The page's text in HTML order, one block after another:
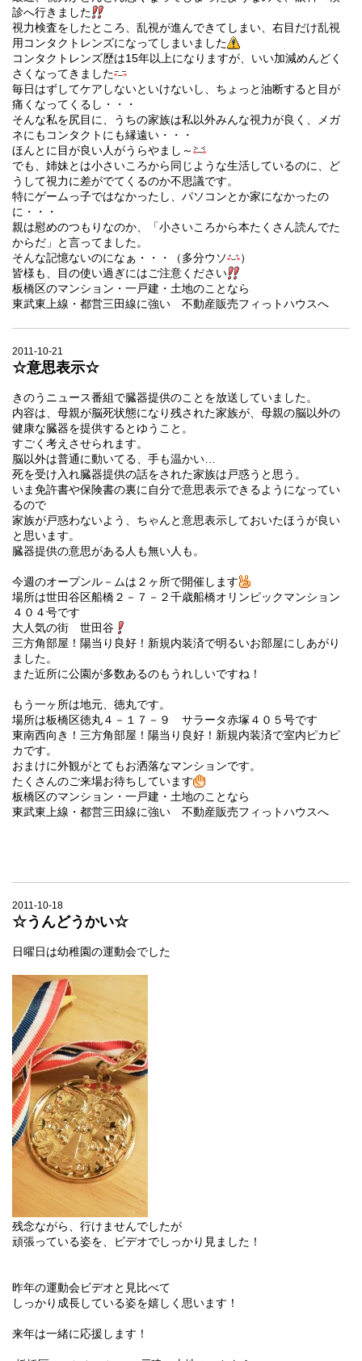
診へ行きました
視力検査をしたところ、乱視が進んできてしまい、右目だけ乱視
用コンタクトレンズになってしまいました
コンタクトレンズ歴は15年以上になりますが、いい加減めんどく
さくなってきました
毎日はずしてケアしないといけないし、ちょっと油断すると目が
痛くなってくるし・・・
そんな私を尻目に、うちの家族は私以外みんな視力が良く、メガ
ネにもコンタクトにも縁遠い・・・
ほんとに目が良い人がうらやまし～
でも、姉妹とは小さいころから同じような生活しているのに、ど
うして視力に差がでてくるのか不思議です。
特にゲームっ子ではなかったし、パソコンとか家になかったの
に・・・
親は慰めのつもりなのか、「小さいころから本たくさん読んでた
からだ」と言ってました。
そんな記憶ないのになぁ・・・（多分ウソ
）
皆様も、目の使い過ぎにはご注意ください
板橋区のマンション・一戸建・土地のことなら
東武東上線・都営三田線に強い 不動産販売フィっトハウスへ
2011-10-21
☆意思表示☆
きのうニュース番組で臓器提供のことを放送していました。
内容は、母親が脳死状態になり残された家族が、母親の脳以外の
健康な臓器を提供するとゆうこと。
すごく考えさせられます。
脳以外は普通に動いてる、手も温かい…
死を受け入れ臓器提供の話をされた家族は戸惑うと思う。
いま免許書や保険書の裏に自分で意思表示できるようになってい
るので
家族が戸惑わないよう、ちゃんと意思表示しておいたほうが良い
と思います。
臓器提供の意思がある人も無い人も。
今週のオープンル－ムは２ヶ所で開催します
場所は世田谷区船橋２－７－２千歳船橋オリンピックマンション
４０４号です
大人気の街 世田谷
三方角部屋！陽当り良好！新規内装済で明るいお部屋にしあがり
ました。
また近所に公園が多数あるのもうれしいですね！
もう一ヶ所は地元、徳丸です。
場所は板橋区徳丸４－１７－９ サラータ赤塚４０５号です
東南西向き！三方角部屋！陽当り良好！新規内装済で室内ピカピ
カです。
おまけに外観がとてもお洒落なマンションです。
たくさんのご来場お待ちしています
板橋区のマンション・一戸建・土地のことなら
東武東上線・都営三田線に強い 不動産販売フィっトハウスへ
2011-10-18
☆うんどうかい☆
日曜日は幼稚園の運動会でした
残念ながら、行けませんでしたが
頑張っている姿を、ビデオでしっかり見ました！
昨年の運動会ビデオと見比べて
しっかり成長している姿を嬉しく思います！
来年は一緒に応援します！